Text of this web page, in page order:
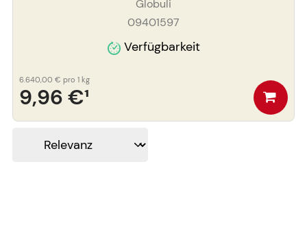
Globuli
09401597
Verfügbarkeit
9,96 €¹
6.640,00 € pro 1 kg